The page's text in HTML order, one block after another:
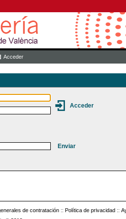
Acceder
de contratación :: Política de privacidad ::